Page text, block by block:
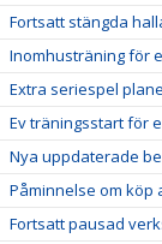
Fortsatt stängda
Inomhusträning för
Extra seriespel
Ev träningsstart för
Nya uppdaterade
Påminnelse om köp
Fortsatt pausad